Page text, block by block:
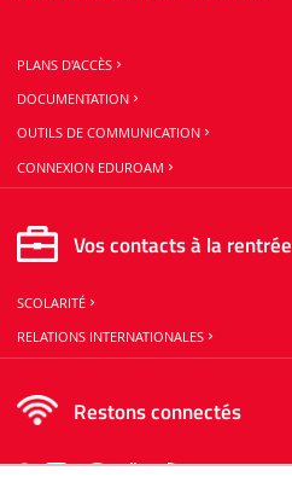
PLANS D'ACCÈS
DOCUMENTATION
OUTILS DE COMMUNICATION
CONNEXION EDUROAM
Vos contacts à la rentrée
SCOLARITÉ
RELATIONS INTERNATIONALES
Restons connectés